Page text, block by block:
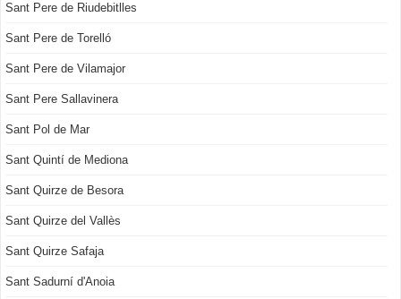
Sant Pere de Riudebitlles
Sant Pere de Torelló
Sant Pere de Vilamajor
Sant Pere Sallavinera
Sant Pol de Mar
Sant Quintí de Mediona
Sant Quirze de Besora
Sant Quirze del Vallès
Sant Quirze Safaja
Sant Sadurní d'Anoia